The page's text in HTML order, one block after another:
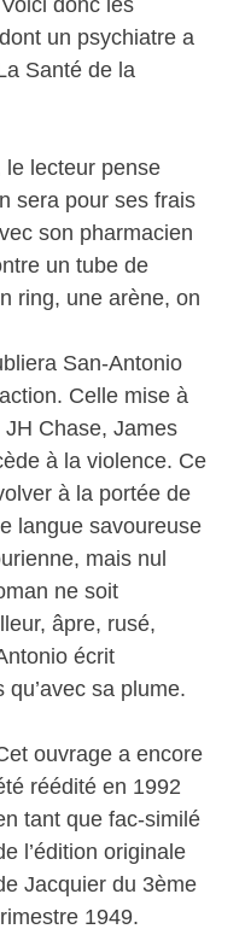
donc les
un psychiatre a
Santé de la
le lecteur pense
sera pour ses frais
son pharmacien
un tube de
ring, une arène, on
San-Antonio
Celle mise à
JH Chase, James
à la violence. Ce
à la portée de
langue savoureuse
mais nul
ne soit
âpre, rusé,
écrit
sa plume.
ouvrage a encore
réédité en 1992
tant que fac-similé
l’édition originale
Jacquier du 3ème
1949.